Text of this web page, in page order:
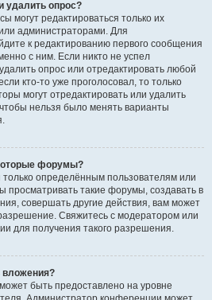
удалить опрос?
могут редактироваться только их
администраторами. Для
к редактированию первого сообщения
с ним. Если никто не успел
опрос или отредактировать любой
кто-то уже проголосовал, то только
могут отредактировать или удалить
нельзя было менять варианты
форумы?
определённым пользователям или
просматривать такие форумы, создавать в
совершать другие действия, вам может
Свяжитесь с модератором или
для получения такого разрешения.
вложения?
быть предоставлено на уровне